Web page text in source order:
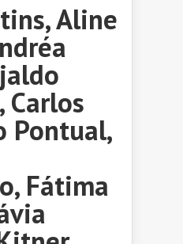
Aline
Carlos
Pontual,
Fátima